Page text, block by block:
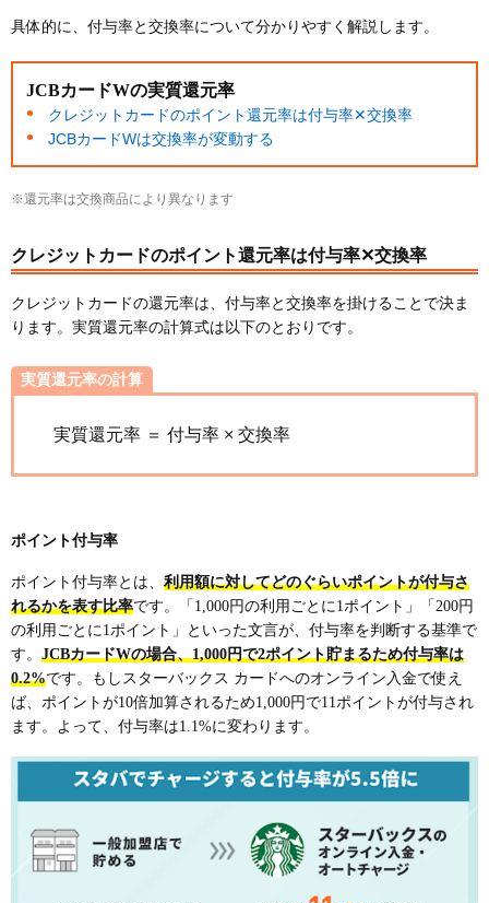
JCBカードWとdカード、三井住友カード（NL）を
比較
JCBカードWを高ポイント還元で利用するコツ
優待店などポイント還元率が高くなる店舗やサービ
スで利用する
JCBカードWの審査に落ちる理由
JCBカードWをおすすめできる人・おすすめできな
い人
女性はJCBカードW plus Lがおすすめ
JCBカードWを発行する手順
行される
5：約1週間後に現物カードが郵送される
JCBカードWに関するよくある質問
JCBカードWのイメージは？
JCBカードWとはどんなカードですか？
JCBカードWとJCBカードW Plus Lの違いは何です
か？
JCBカードWの審査は厳しいですか？
具体的に、付与率と交換率について分かりやすく解説します。
JCBカードWの実質還元率
クレジットカードのポイント還元率は付与率✕交換率
JCBカードWは交換率が変動する
※還元率は交換商品により異なります
クレジットカードのポイント還元率は付与率✕交換率
クレジットカードの還元率は、付与率と交換率を掛けることで決ま
ります。実質還元率の計算式は以下のとおりです。
実質還元率の計算
実質還元率 ＝ 付与率 × 交換率
ポイント付与率
ポイント付与率とは、 利用額に対してどのぐらいポイントが付与さ
れるかを表す比率です。「1,000円の利用ごとに1ポイント」「200円
の利用ごとに1ポイント」といった文言が、付与率を判断する基準で
す。 JCBカードWの場合、1,000円で2ポイント貯まるため付与率は
0.2%です。もしスターバックス カードへのオンライン入金で使え
ば、ポイントが10倍加算されるため1,000円で11ポイントが付与され
ます。よって、付与率は1.1%に変わります。